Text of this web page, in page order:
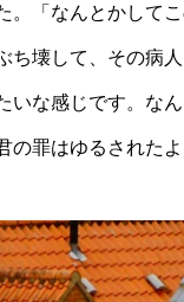
。「なんとかして
ち壊して、その病
いな感じです。な
罪はゆるされた